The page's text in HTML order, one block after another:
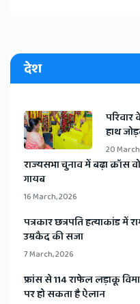
देश
​परिवार
हाथ
20
​राज्यसभा चुनाव में बढ़ा क्रॉस
गायब
16 March, 2026
​पत्रकार छत्रपति हत्याकांड में
उम्रकैद की सजा
7 March, 2026
​फ्रांस से 114 राफेल लड़ाकू
पर हो सकता है ऐलान